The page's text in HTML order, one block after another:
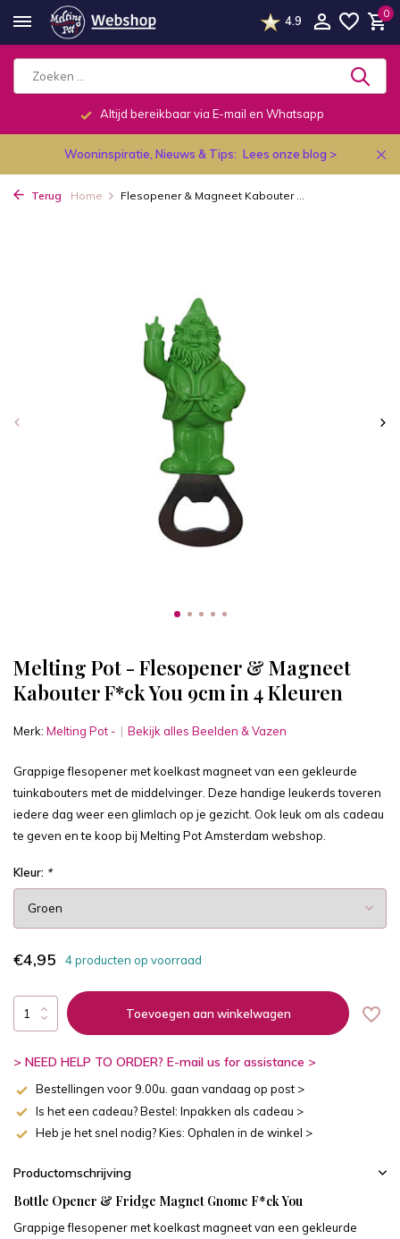
4.9
0
Altijd bereikbaar via E-mail en Whatsapp
Wooninspiratie, Nieuws & Tips: Lees onze blog >
Terug Home Flesopener & Magneet Kabouter ...
Melting Pot - Flesopener & Magneet
Kabouter F*ck You 9cm in 4 Kleuren
Merk: Melting Pot - Bekijk alles Beelden & Vazen
Grappige flesopener met koelkast magneet van een gekleurde
tuinkabouters met de middelvinger. Deze handige leukerds toveren
iedere dag weer een glimlach op je gezicht. Ook leuk om als cadeau
te geven en te koop bij Melting Pot Amsterdam webshop.
Kleur: *
€4,95 4 producten op voorraad
Toevoegen aan winkelwagen
> NEED HELP TO ORDER? E-mail us for assistance >
Bestellingen voor 9.00u. gaan vandaag op post >
Is het een cadeau? Bestel: Inpakken als cadeau >
Heb je het snel nodig? Kies: Ophalen in de winkel >
Productomschrijving
Bottle Opener & Fridge Magnet Gnome F*ck You
Grappige flesopener met koelkast magneet van een gekleurde